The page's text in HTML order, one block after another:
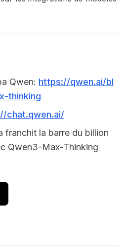
Qwen: https://qwen.ai/bl
thinking
chat.qwen.ai/
franchit la barre du billion
Qwen3-Max-Thinking